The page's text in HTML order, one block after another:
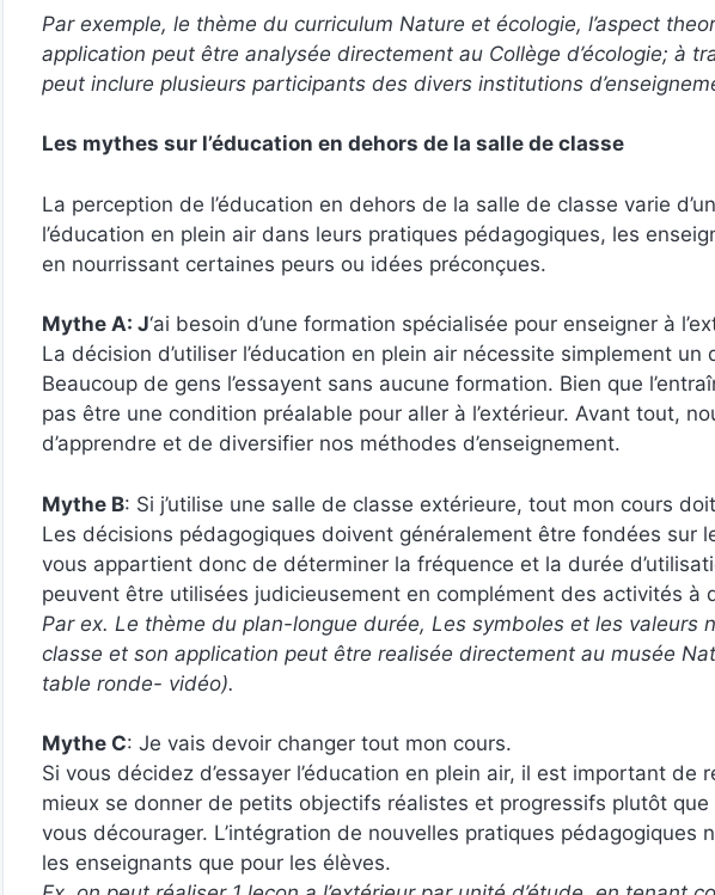
Par exemple, le thème du curriculum Nature et écologie, l’aspect
application peut être analysée directement au Collège d’écologie; à
peut inclure plusieurs participants des divers institutions
Les mythes sur l’éducation en dehors de la salle de classe
La perception de l’éducation en dehors de la salle de classe varie
l’éducation en plein air dans leurs pratiques pédagogiques, les
en nourrissant certaines peurs ou idées préconçues.
Mythe A: J‘ai besoin d’une formation spécialisée pour enseigner à
La décision d’utiliser l’éducation en plein air nécessite simplement un
Beaucoup de gens l’essayent sans aucune formation. Bien que
pas être une condition préalable pour aller à l’extérieur. Avant tout,
d’apprendre et de diversifier nos méthodes d’enseignement.
Mythe B: Si j’utilise une salle de classe extérieure, tout mon cours
Les décisions pédagogiques doivent généralement être fondées sur
vous appartient donc de déterminer la fréquence et la durée
peuvent être utilisées judicieusement en complément des activités à
Par ex. Le thème du plan-longue durée, Les symboles et les valeurs
classe et son application peut être realisée directement au musée
table ronde- vidéo).
Mythe C: Je vais devoir changer tout mon cours.
Si vous décidez d’essayer l’éducation en plein air, il est important
mieux se donner de petits objectifs réalistes et progressifs plutôt
vous décourager. L’intégration de nouvelles pratiques pédagogiques
les enseignants que pour les élèves.